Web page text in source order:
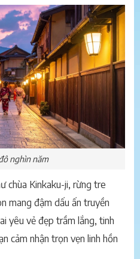
nghìn năm
chùa Kinkaku-ji, rừng tre
mang đậm dấu ấn truyền
yêu vẻ đẹp trầm lắng, tinh
cảm nhận trọn vẹn linh hồn